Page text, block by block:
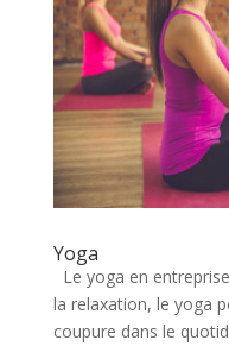
Yoga
Le yoga en
la relaxation, le yoga
coupure dans le